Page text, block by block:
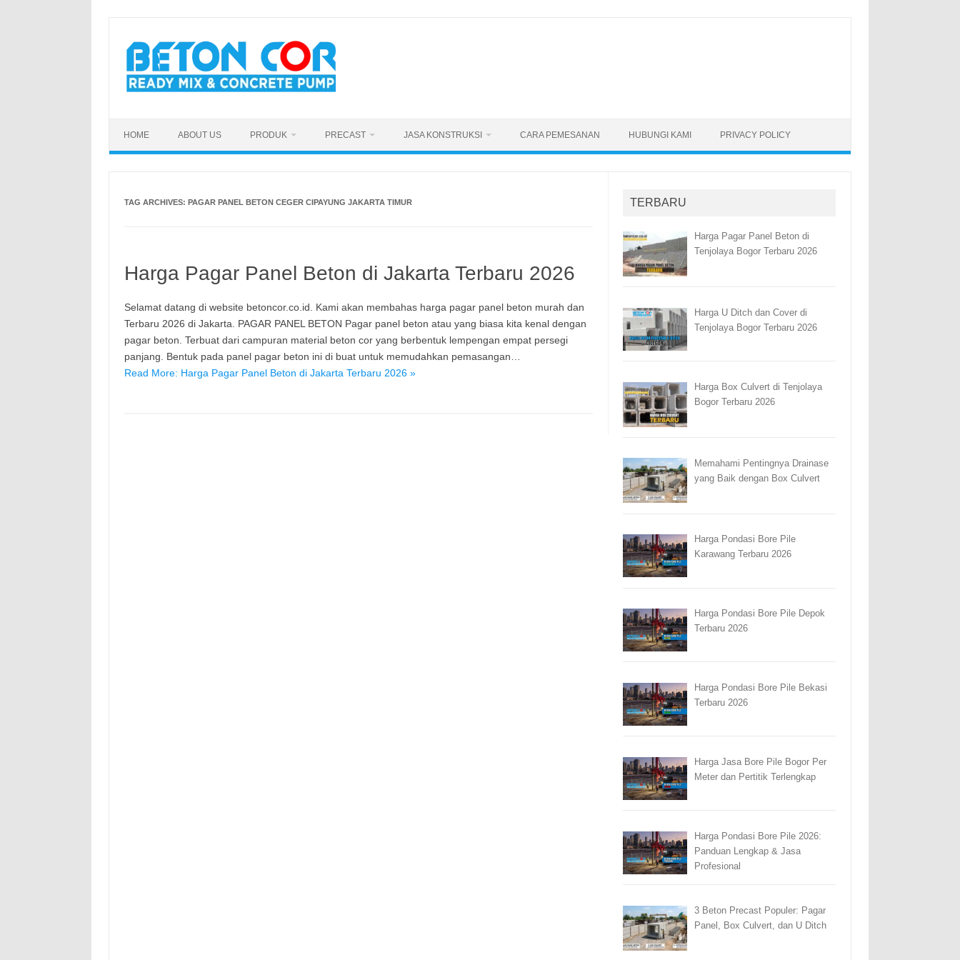
content
HOME ABOUT US PRODUK PRECAST JASA KONSTRUKSI CARA PEMESANAN HUBUNGI KAMI PRIVACY POLICY
TAG ARCHIVES: PAGAR PANEL BETON CEGER CIPAYUNG JAKARTA TIMUR
Harga Pagar Panel Beton di Jakarta Terbaru 2026
Selamat datang di website betoncor.co.id. Kami akan membahas harga pagar panel beton murah dan
Terbaru 2026 di Jakarta. PAGAR PANEL BETON Pagar panel beton atau yang biasa kita kenal dengan
pagar beton. Terbuat dari campuran material beton cor yang berbentuk lempengan empat persegi
panjang. Bentuk pada panel pagar beton ini di buat untuk memudahkan pemasangan…
Read More: Harga Pagar Panel Beton di Jakarta Terbaru 2026 »
TERBARU
Harga Pagar Panel Beton di
Tenjolaya Bogor Terbaru 2026
Harga U Ditch dan Cover di
Tenjolaya Bogor Terbaru 2026
Harga Box Culvert di Tenjolaya
Bogor Terbaru 2026
Memahami Pentingnya Drainase
yang Baik dengan Box Culvert
Harga Pondasi Bore Pile
Karawang Terbaru 2026
Harga Pondasi Bore Pile Depok
Terbaru 2026
Harga Pondasi Bore Pile Bekasi
Terbaru 2026
Harga Jasa Bore Pile Bogor Per
Meter dan Pertitik Terlengkap
Harga Pondasi Bore Pile 2026:
Panduan Lengkap & Jasa
Profesional
3 Beton Precast Populer: Pagar
Panel, Box Culvert, dan U Ditch